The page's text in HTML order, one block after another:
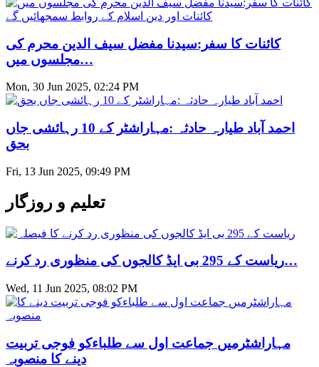
کائنات کا سفر:سیدنا مفضل سیف الدین محرم کی
مجلسوں میں…
Mon, 30 Jun 2025, 02:24 PM
احمد آباد طیارہ حادثہ :مہاراشٹر کے 10 رہائشی جاں
بحق
Fri, 13 Jun 2025, 09:49 PM
تعلیم و روزگار
ریاست کے 295 بی ایڈ کالجوں کی منظوری رد کرنے…
Wed, 11 Jun 2025, 08:02 PM
مہاراشٹرمیں جماعت اول سے طلباءکو فوجی تربیت
دینے کا منصوبہ